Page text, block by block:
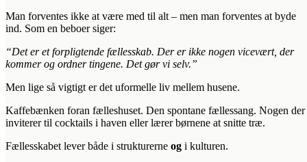
Man forventes ikke at være med til alt – men man forventes at byde
ind. Som en beboer siger:
“Det er et forpligtende fællesskab. Der er ikke nogen vicevært, der
kommer og ordner tingene. Det gør vi selv.”
Men lige så vigtigt er det uformelle liv mellem husene.
Kaffebænken foran fælleshuset. Den spontane fællessang. Nogen der
inviterer til cocktails i haven eller lærer børnene at snitte træ.
Fællesskabet lever både i strukturerne og i kulturen.